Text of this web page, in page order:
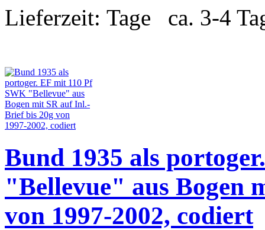
Lieferzeit: ca. 3-4
Bund 1935 als
"Bellevue" aus Bogen
von 1997-2002, codiert